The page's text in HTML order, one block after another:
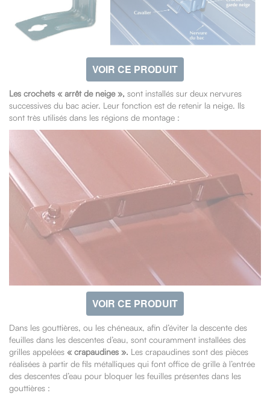
VOIR CE PRODUIT
Les crochets « arrêt de neige », sont installés sur deux nervures
successives du bac acier. Leur fonction est de retenir la neige. Ils
sont très utilisés dans les régions de montage :
VOIR CE PRODUIT
Dans les gouttières, ou les chéneaux, afin d’éviter la descente des
feuilles dans les descentes d’eau, sont couramment installées des
grilles appelées « crapaudines ». Les crapaudines sont des pièces
réalisées à partir de fils métalliques qui font office de grille à l’entrée
des descentes d’eau pour bloquer les feuilles présentes dans les
gouttières :